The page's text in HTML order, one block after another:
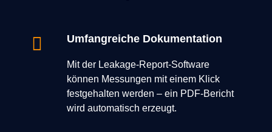
Umfangreiche Dokumentation
Mit der Leakage-Report-Software
können Messungen mit einem Klick
festgehalten werden – ein PDF-Bericht
wird automatisch erzeugt.